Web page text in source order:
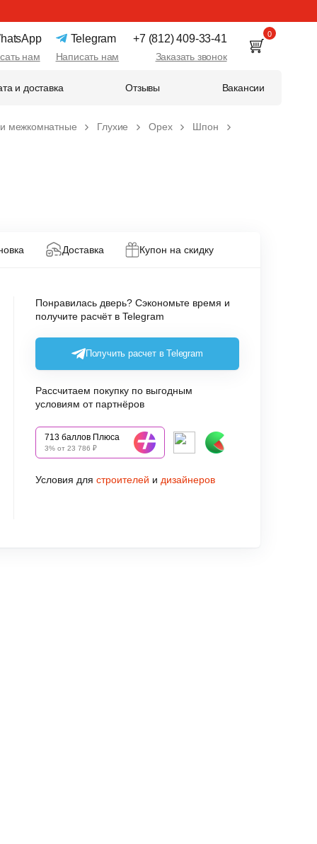
нам
Telegram
Написать нам
+7 (812) 409-33-41
Заказать звонок
0
и доставка Отзывы Вакансии
межкомнатные Глухие Орех Шпон
Доставка Купон на скидку
Понравилась дверь? Сэкономьте время и
получите расчёт в Telegram
Получить расчет в Telegram
Рассчитаем покупку по выгодным
условиям от партнёров
713 баллов Плюса
3% от 23 786 ₽
Условия для строителей и дизайнеров